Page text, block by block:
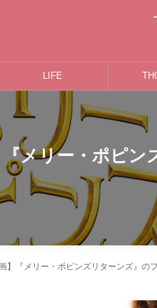
LIFE
『メリー・ポピ
】『メリー・ポピンズリターンズ』